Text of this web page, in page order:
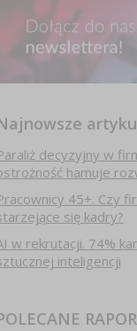
decyzyjny w
hamuje
45+. Czy
się kadry?
w rekrutacji. 74%
inteligencji